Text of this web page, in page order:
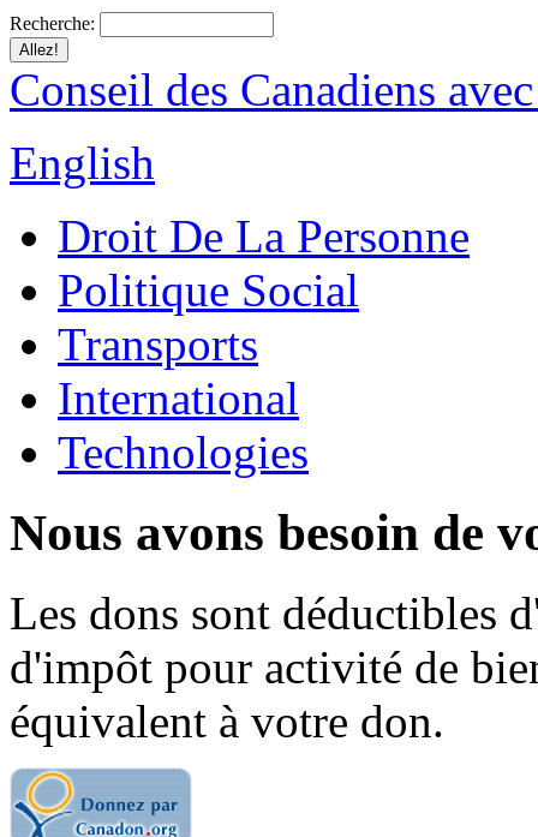
Recherche:
Conseil des Canadiens
English
Droit De La Personne
Politique Social
Transports
International
Technologies
Nous avons besoin de
Les dons sont déductibles
d'impôt pour activité de
équivalent à votre don.